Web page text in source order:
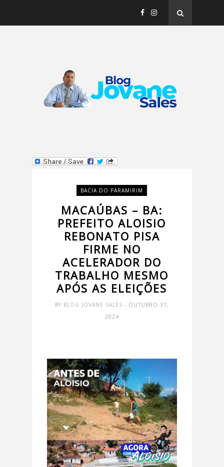
BACIA DO PARAMIRIM
MACAÚBAS – BA:
PREFEITO ALOISIO
REBONATO PISA
FIRME NO
ACELERADOR DO
TRABALHO MESMO
APÓS AS ELEIÇÕES
BY BLOG JOVANE SALES - OUTUBRO 31,
2024